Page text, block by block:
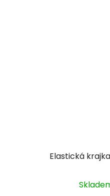
Elastická